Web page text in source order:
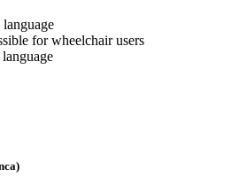
for wheelchair users